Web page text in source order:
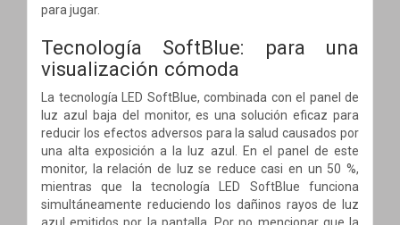
para jugar.
Tecnología SoftBlue: para una
visualización cómoda
La tecnología LED SoftBlue, combinada con el panel de
luz azul baja del monitor, es una solución eficaz para
reducir los efectos adversos para la salud causados por
una alta exposición a la luz azul. En el panel de este
monitor, la relación de luz se reduce casi en un 50 %,
mientras que la tecnología LED SoftBlue funciona
simultáneamente reduciendo los dañinos rayos de luz
azul emitidos por la pantalla. Por no mencionar que la